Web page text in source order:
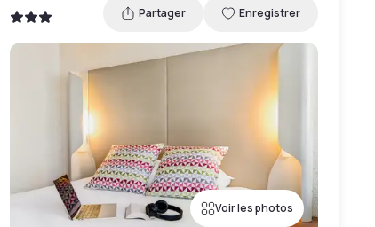
Partager Enregistrer
Voir les photos